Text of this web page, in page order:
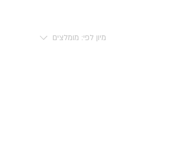
מיון לפי: מומלצים